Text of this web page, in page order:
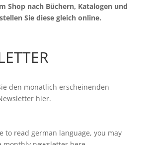
Shop nach Büchern, Katalogen und
Sie diese gleich online.
den monatlich erscheinenden
hier.
to read german language, you may